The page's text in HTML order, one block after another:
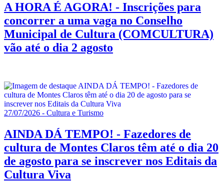
A HORA É AGORA! - Inscrições para
concorrer a uma vaga no Conselho
Municipal de Cultura (COMCULTURA)
vão até o dia 2 agosto
27/07/2026 - Cultura e Turismo
AINDA DÁ TEMPO! - Fazedores de
cultura de Montes Claros têm até o dia 20
de agosto para se inscrever nos Editais da
Cultura Viva